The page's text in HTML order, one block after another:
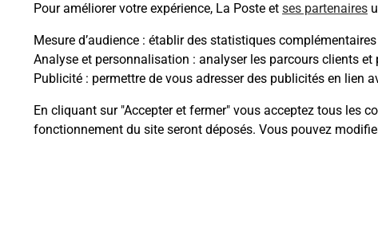
Pour améliorer votre expérience, La Poste et ses partenaires
Mesure d’audience : établir des statistiques
Analyse et personnalisation : analyser les parcours clients
Publicité : permettre de vous adresser des publicités en lien
En cliquant sur "Accepter et fermer" vous acceptez tous les
fonctionnement du site seront déposés. Vous pouvez
Comment fonctionne la téléassistance
Comment est installée la téléassistance